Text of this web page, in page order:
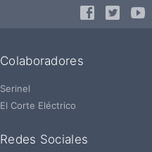
Colaboradores
Serinel
El Corte Eléctrico
Redes Sociales